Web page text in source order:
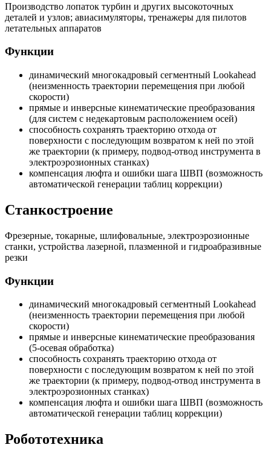
Производство лопаток турбин и других высокоточных
деталей и узлов; авиасимуляторы, тренажеры для пилотов
летательных аппаратов
Функции
динамический многокадровый сегментный Lookahead
(неизменность траектории перемещения при любой
скорости)
прямые и инверсные кинематические преобразования
(для систем с недекартовым расположением осей)
способность сохранять траекторию отхода от
поверхности с последующим возвратом к ней по этой
же траектории (к примеру, подвод-отвод инструмента в
электроэрозионных станках)
компенсация люфта и ошибки шага ШВП (возможность
автоматической генерации таблиц коррекции)
Станкостроение
Фрезерные, токарные, шлифовальные, электроэрозионные
станки, устройства лазерной, плазменной и гидроабразивные
резки
Функции
динамический многокадровый сегментный Lookahead
(неизменность траектории перемещения при любой
скорости)
прямые и инверсные кинематические преобразования
(5-осевая обработка)
способность сохранять траекторию отхода от
поверхности с последующим возвратом к ней по этой
же траектории (к примеру, подвод-отвод инструмента в
электроэрозионных станках)
компенсация люфта и ошибки шага ШВП (возможность
автоматической генерации таблиц коррекции)
Робототехника